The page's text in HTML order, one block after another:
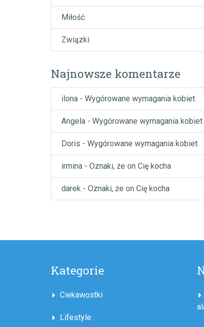
Miłość
Związki
Najnowsze komentarze
ilona - Wygórowane wymagania kobiet
Angela - Wygórowane wymagania kobiet
Doris - Wygórowane wymagania kobiet
irmina - Oznaki, że on Cię kocha
darek - Oznaki, że on Cię kocha
Kategorie
Ciekawostki
Lifestyle